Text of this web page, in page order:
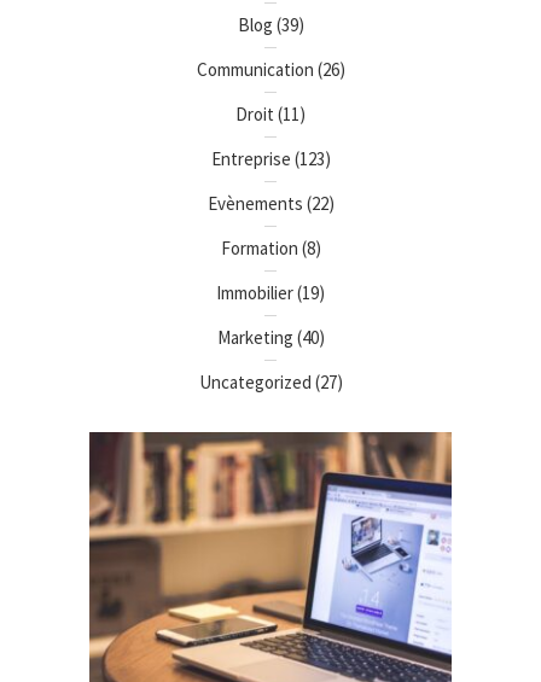
Blog (39)
Communication (26)
Droit (11)
Entreprise (123)
Evènements (22)
Formation (8)
Immobilier(19)
Marketing (40)
Uncategorized (27)